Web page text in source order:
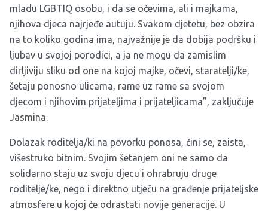
mladu LGBTIQ osobu, i da se očevima, ali i majkama,
njihova djeca najrjeđe autuju. Svakom djetetu, bez obzira
na to koliko godina ima, najvažnije je da dobija podršku i
ljubav u svojoj porodici, a ja ne mogu da zamislim
dirljiviju sliku od one na kojoj majke, očevi, staratelji/ke,
šetaju ponosno ulicama, rame uz rame sa svojom
djecom i njihovim prijateljima i prijateljicama”, zaključuje
Jasmina.
Dolazak roditelja/ki na povorku ponosa, čini se, zaista,
višestruko bitnim. Svojim šetanjem oni ne samo da
solidarno staju uz svoju djecu i ohrabruju druge
roditelje/ke, nego i direktno utječu na građenje prijateljske
atmosfere u kojoj će odrastati novije generacije. U